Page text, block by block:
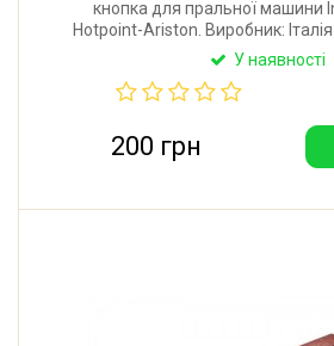
кнопка для пральної машини
Hotpoint-Ariston. Виробник:
фірмовій упаковці.
У наявності
200 грн